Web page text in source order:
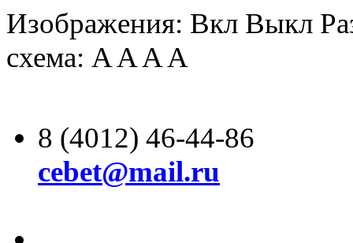
Изображения: Вкл Выкл
схема: AAAA
8 (4012) 46-44-86
cebet@mail.ru